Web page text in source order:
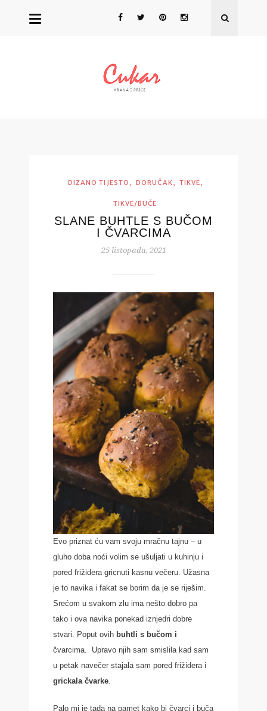
DIZANO TIJESTO , DORUČAK, TIKVE,
TIKVE/BUČE
SLANE BUHTLE S BUČOM
I ČVARCIMA
25 listopada, 2021
Evo priznat ću vam svoju mračnu tajnu – u
gluho doba noći volim se ušuljati u kuhinju i
pored frižidera gricnuti kasnu večeru. Užasna
je to navika i fakat se borim da je se riješim.
Srećom u svakom zlu ima nešto dobro pa
tako i ova navika ponekad iznjedri dobre
stvari. Poput ovih buhtli s bučom i
čvarcima. Upravo njih sam smislila kad sam
u petak navečer stajala sam pored frižidera i
grickala čvarke.
Palo mi je tada na pamet kako bi čvarci i buča